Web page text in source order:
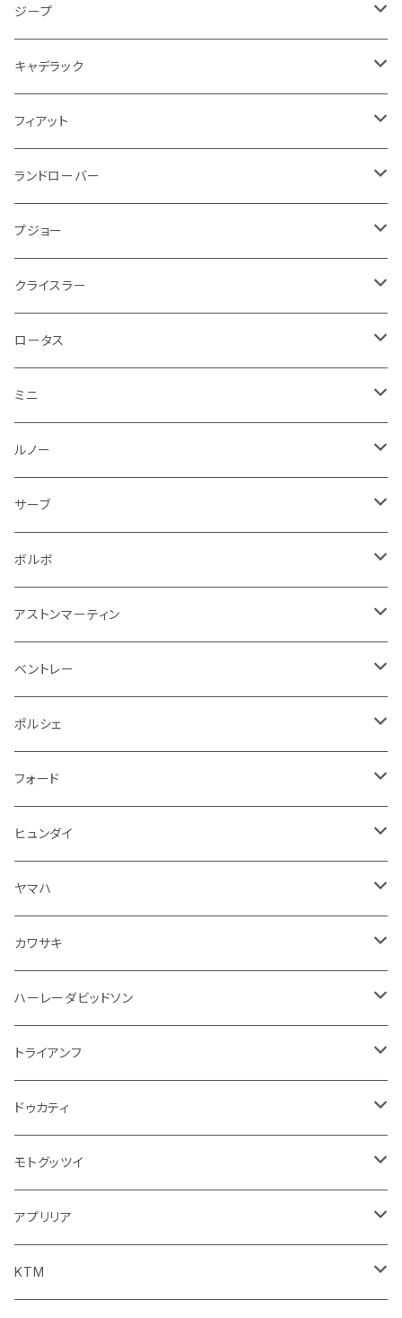
シトロエン
フィアット
クライスラー
サーブ
ベントレー
ロータス
ポルシェ
ヒュンダイ
その他
プジョー
ルノー
サーブ
フォード
ミニ
ロータス
マセラティ
ロールスロイス
ポルシェ
ヒュンダイ
その他
ランドローバー
ロータス
メルセデス ベンツ
ミニ
プジョー
ポルシェ
ルノー
サーブ
フォルクスワーゲン
ボルボ
シートベルト周り
ステアリング
ステアリングホイールカバー
修理ツール
運転席周り
アームレスト
ドア回り
ホーン
キーホルダー
収納用品
灰皿・ゴミ箱
インテリアパネル
ドリンクホルダー
携帯・スマホホルダー
ステッカー
ダッシュボード
外装系
スポイラー系
シートカバー
クーラント
その他
サスペンション
マフラー
ライト系
ブレーキランプ
方向指示器
ドア系
エアコン系
ブレーキ系
ブレーキランプ
外装系
タイヤ回り系
ホイール
泥除け
ガソリンタンク
フロントワイパー
リアワイパー
オーディオ系
その他
ケーブル系
排気系
ガスケット
通信系
吸気系
エアフィルター
ドリンクホルダー
携帯・スマホホルダー
クッション
ステッカー
バイク ハンドル系
ハンドガード
スロットル
シートカバー
バイク その他
バイク フェンダー系
足回り
サスペンション
オイル系
タイヤ回り
泥除け
ホイール
フロントバンパー回り
グリル
ライト系
ワイパー
トランクマット
ドア回り
タンク系
ケーブル系
バンパー回り
ライト系
ウインカー
その他
リアバンパー
エンジン系
外装系
クーラント
タンク系
ケーブル系
エンジン系
その他
アームレスト
ドア回り
ワイパー
排気系
ガスケット
ダッシュボード
タイヤ回り
泥除け
ライト系
ドア回り
ワイパー
キーホルダー
ワイパー
フロアマット
ジープ
フロアマット
収納用品
キャデラック
フロアマット
フィアット
フロアマット
フロントワイパー
リアワイパー
ランドローバー
フロアマット
ダッシュボード
トランクマット
ライト系
ウインカー
ワイパー
ミラー
収納系
アームレスト
シフトレバー
その他
冷却系
ラジエーター
プジョー
フロアマット
その他
ライト系
ブレーキランプ
ウインカー
トランクマット
ワイパー
キーホルダー
クライスラー
フロアマット
ロータス
フロアマット
ミニ
フロアマット
ルノー
フロアマット
タイヤ回り
泥除け
ワイパー
その他
シフトノブ
運転席周り
ドア回り
アームレスト
ライト系
ウインカー
サーブ
フロアマット
シフトノブ
ボルボ
フロアマット
トランクマット
アストンマーティン
フロアマット
ベントレー
フロアマット
外装
グリル
ポルシェ
フロアマット
その他
フォード
フロアマット
ダッシュボード
ドア回り
エンジン系
オイル系
その他
フロントガラス回り
ワイパー
リアガラス回り
ライト系
フォグランプ
ミラー系
ヒュンダイ
フロアマット
ヤマハ
電装系
ウインカー
モーター系
ミラー
ブレーキ系
クラッチブレーキレバー
駆動系
その他
フェンダー系
カワサキ
ミラー
ハンドル系
足回り
サスペンション
タンク系
キャップ
ブレーキ系
ブレーキ・クラッチレバー
ハーレーダビッドソン
ミラー
トライアンフ
ミラー
ドゥカティ
ミラー
その他
ブレーキ系
モトグッツイ
ミラー
アプリリア
ミラー
KTM